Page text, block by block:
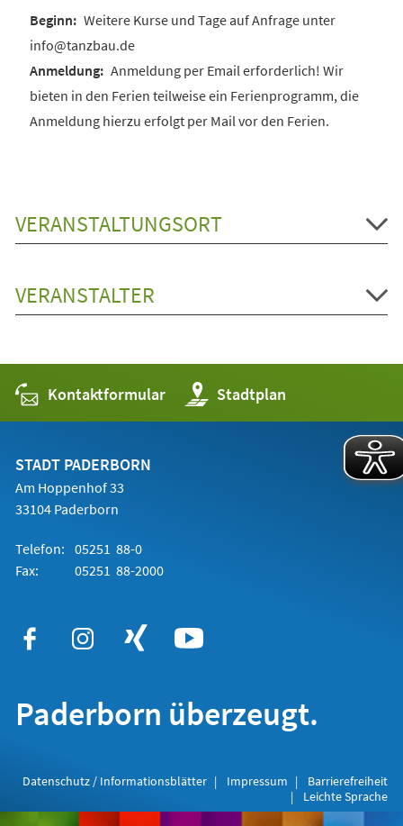
Weitere Kurse und Tage auf Anfrage unter
info@tanzbau.de
Anmeldung per Email erforderlich! Wir
bieten in den Ferien teilweise ein Ferienprogramm, die
Anmeldung hierzu erfolgt per Mail vor den Ferien.
VERANSTALTUNGSORT
VERANSTALTER
Kontaktformular Stadtplan
(Öffnet
in
einem
STADT PADERBORN
Am Hoppenhof 33
33104 Paderborn
Telefon: 05251 88-0
Fax:
05251 88-2000
Paderborn überzeugt.
Datenschutz / Informationsblätter Impressum
Barrierefreiheit
Leichte Sprache